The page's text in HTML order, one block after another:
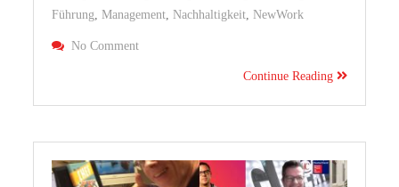
Führung,Management,Nachhaltigkeit,NewWork
No CommentOn #HCCForum2021: NewWork Zum Anfassen
Continue Reading